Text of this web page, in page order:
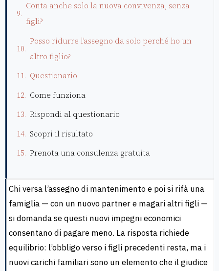
Conta anche solo la nuova convivenza, senza
figli?
Posso ridurre l’assegno da solo perché ho un
altro figlio?
Questionario
Come funziona
Rispondi al questionario
Scopri il risultato
Prenota una consulenza gratuita
Chi versa l’assegno di mantenimento e poi si rifà una
famiglia — con un nuovo partner e magari altri figli —
si domanda se questi nuovi impegni economici
consentano di pagare meno. La risposta richiede
equilibrio: l’obbligo verso i figli precedenti resta, ma i
nuovi carichi familiari sono un elemento che il giudice